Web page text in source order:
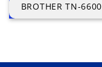
BROTHER TN-6600